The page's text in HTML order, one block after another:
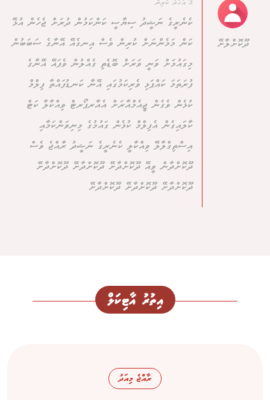
ދޫކޮށްލާށޭ
3 އަހަރު ކުރިން
ކެނެރީގެ ނަޝީދު ސިޔާސީ ކަންކަމުން ދުރަށް ޖެހެން އުޅޭ
ކަން މަމެންނަށް ކުރިން ވެސް އިނގެއޭ އޭނާގެ ސަބަބުން
މިގައުމަށް ވަނީ ވަރަށް ބޮޑެތި ގެއްލުން ވެފައޭ އޭނާގެ
ފުރަތަމަ ކައްޕަޅި ވެރިކަމުގައި އޭނާ ކަނޑުފައްތާ ފިލްމް
ކުޅެން ވެގެން ޖީއެމްއާރަށް އެއާރޕޯރޓް ވިއްކާލާ ކަޓް
ކާލައިގެން އެފިލްމް ކުޅެން ގައުމުގެ މިނިވަންކަމާއި
އިސްތިގްލާލޭ ވިއްކާލީ ކެނެރީގެ ނަޝީދު ރާއްޖެ ވެސް
ދޫކޮށްދާން ވީއޭ ދޫކޮށްދާށޭ ދޫކޮށްދާށޭ ދޫކޮށްދާށޭ
ދޫކޮށްދާށޭ ދޫކޮށްދާށޭ ދޫކޮށްދާށޭ
އިތުރު އާޓިކަލް
ރާއްޖެ މިއަދު